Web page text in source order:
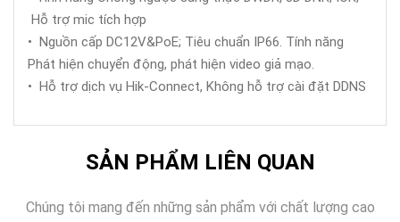
Hỗ trợ mic tích hợp
• Nguồn cấp DC12V&PoE; Tiêu chuẩn IP66. Tính năng
Phát hiện chuyển động, phát hiện video giả mạo.
• Hỗ trợ dịch vụ Hik-Connect, Không hỗ trợ cài đặt DDNS
SẢN PHẨM LIÊN QUAN
Chúng tôi mang đến những sản phẩm với chất lượng cao